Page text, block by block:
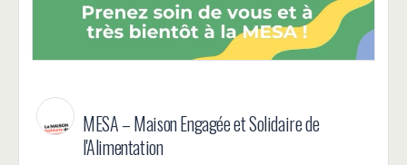
MESA – Maison Engagée et Solidaire de
l'Alimentation